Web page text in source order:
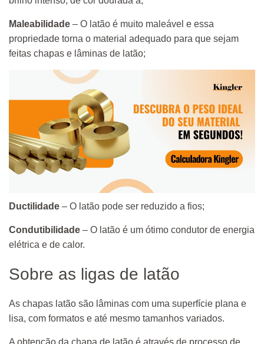
Maleabilidade – O latão é muito maleável e essa
propriedade torna o material adequado para que sejam
feitas chapas e lâminas de latão;
Ductilidade – O latão pode ser reduzido a fios;
Condutibilidade – O latão é um ótimo condutor de energia
elétrica e de calor.
Sobre as ligas de latão
As chapas latão são lâminas com uma superfície plana e
lisa, com formatos e até mesmo tamanhos variados.
A obtenção da chapa de latão é através de processo de